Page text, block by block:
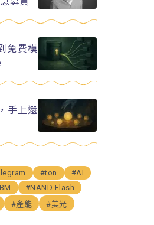
免費模
手上還
#ton
#AI
#NAND Flash
#產能
#美光